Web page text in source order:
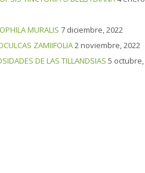
MURALIS 7 diciembre, 2022
ZAMIIFOLIA2 noviembre, 2022
DE LAS TILLANDSIAS 5 octubre,